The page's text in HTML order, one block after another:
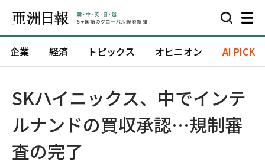
企業 経済 トピックス オピニオン AI PICK
SKハイニックス、中でインテ
ルナンドの買収承認…規制審
査の完了